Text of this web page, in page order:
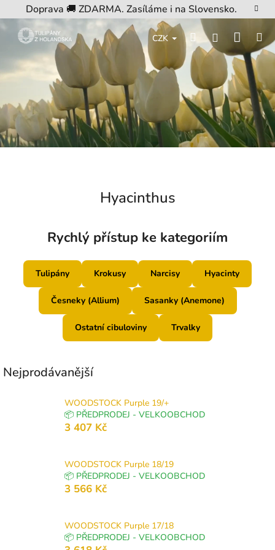
na
obsah
Doprava 🚚 ZDARMA. Zasíláme i na Slovensko.
CZK HledatPřihlášení
košík
Hyacinthus
Rychlý přístup ke kategoriím
Tulipány Krokusy Narcisy Hyacinty
Česneky (Allium) Sasanky (Anemone)
Ostatní cibuloviny Trvalky
Nejprodávanější
WOODSTOCK Purple 19/+
📦 PŘEDPRODEJ - VELKOOBCHOD
3 407 Kč
WOODSTOCK Purple 18/19
📦 PŘEDPRODEJ - VELKOOBCHOD
3 566 Kč
WOODSTOCK Purple 17/18
📦 PŘEDPRODEJ - VELKOOBCHOD